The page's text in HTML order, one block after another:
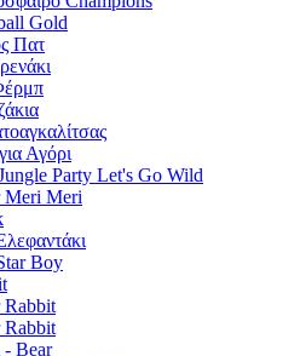
Gold
Πατ
Αγόρι
Party Let's Go Wild
Meri Meri
Boy
Rabbit
Rabbit
- Bear